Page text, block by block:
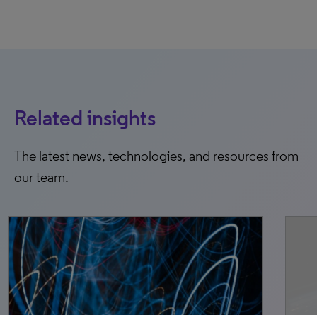
Related insights
The latest news, technologies, and resources from
our team.